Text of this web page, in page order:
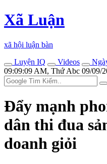
Xã Luận
xã hội luận bàn
Luyện IQ
Videos
09:09:09 AM, Thứ Abc 09/09/
Đẩy mạnh
dân thi đua
doanh giỏi